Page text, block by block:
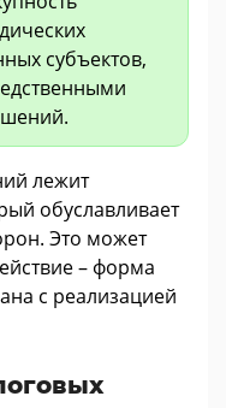
субъектов,
лежит
обуславливает
Это может
– форма
с реализацией